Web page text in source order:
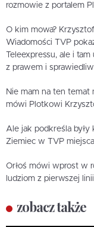
rozmowie z portalem
O kim mowa?
Wiadomości TVP
Teleexpressu, ale i
z prawem i
Nie mam na ten temat
mówi Plotkowi
Ale jak podkreśla były
Ziemiec w TVP
Orłoś mówi wprost w
ludziom z pierwszej
zobacz także